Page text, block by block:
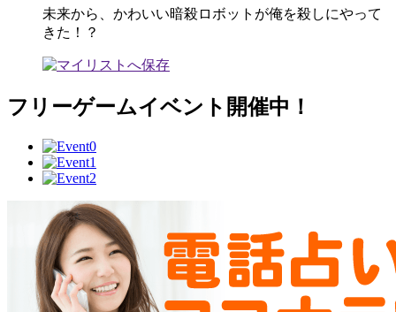
未来から、かわいい暗殺ロボットが俺を殺しにやって
きた！？
フリーゲームイベント開催中！